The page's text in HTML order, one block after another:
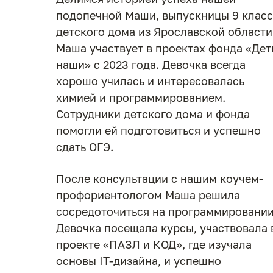
подопечной Маши, выпускницы 9
детского дома из Ярославской
Маша участвует в проектах фонда
наши» с 2023 года. Девочка всегда
хорошо училась и интересовалась
химией и программированием.
Сотрудники детского дома и фонда
помогли ей подготовиться и успешно
сдать ОГЭ.
После консультации с нашим коучем-
профориентологом Маша решила
сосредоточиться на
Девочка посещала курсы, участвовала
проекте «ПАЗЛ и КОД», где изучала
основы IT-дизайна, и успешно